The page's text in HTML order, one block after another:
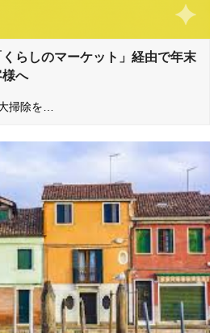
くらしのマーケット」経由で年末
へ
掃除を…